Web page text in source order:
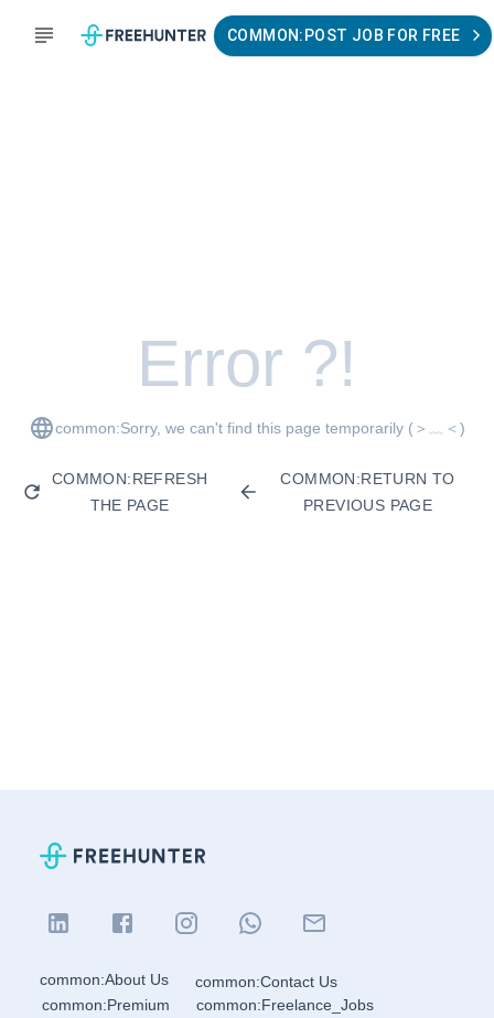
COMMON:POST JOB FOR FREE
Error ?!
common:Sorry, we can't find this page temporarily (＞﹏＜)
COMMON:REFRESH
THE PAGE
COMMON:RETURN TO
PREVIOUS PAGE
common:About Us
common:Contact Us
common:Premium
common:Freelance_Jobs